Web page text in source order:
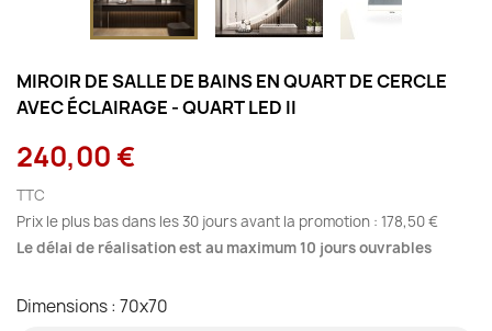
MIROIR DE SALLE DE BAINS EN QUART DE CERCLE
AVEC ÉCLAIRAGE - QUART LED II
240,00 €
TTC
Prix le plus bas dans les 30 jours avant la promotion : 178,50 €
Le délai de réalisation est au maximum 10 jours ouvrables
Dimensions : 70x70